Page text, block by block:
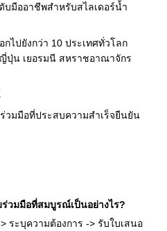
มืออาชีพสำหรับสไลเดอร์น้ำ
ไปยังกว่า 10 ประเทศทั่วโลก
ปุ่น เยอรมนี สหราชอาณาจักร
วมมือที่ประสบความสำเร็จยืนยัน
วมมือที่สมบูรณ์เป็นอย่างไร?
ระบุความต้องการ -> รับใบเสนอ